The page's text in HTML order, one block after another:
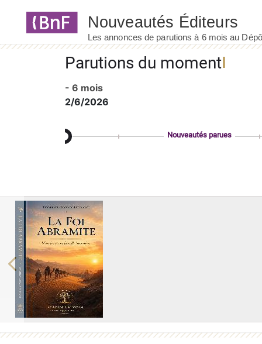
Parutions du moment
- 6 mois
2/6/2026
Nouveautés parues
Previous